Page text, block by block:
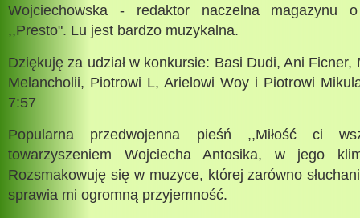
Wojciechowska - redaktor naczelna magazynu
,,Presto". Lu jest bardzo muzykalna.
Dziękuję za udział w konkursie: Basi Dudi, Ani Ficner,
Melancholii, Piotrowi L, Arielowi Woy i Piotrowi
7:57
Popularna przedwojenna pieśń ,,Miłość ci
towarzyszeniem Wojciecha Antosika, w jego
Rozsmakowuję się w muzyce, której zarówno
sprawia mi ogromną przyjemność.